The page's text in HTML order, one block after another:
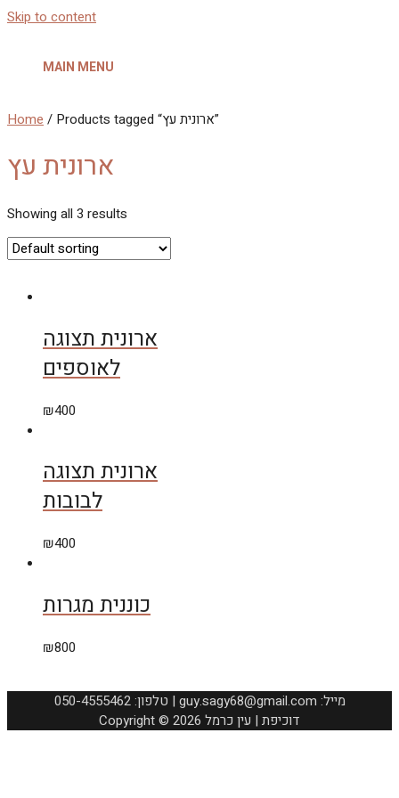
Skip to content
MAIN MENU
Home / Products tagged “ארונית עץ”
ארונית עץ
Showing all 3 results
ארונית תצוגה
לאוספים
₪400
ארונית תצוגה
לבובות
₪400
כוננית מגרות
₪800
050-4555462 :טלפון | guy.sagy68@gmail.com :מייל
Copyright © 2026 דוכיפת | עין כרמל